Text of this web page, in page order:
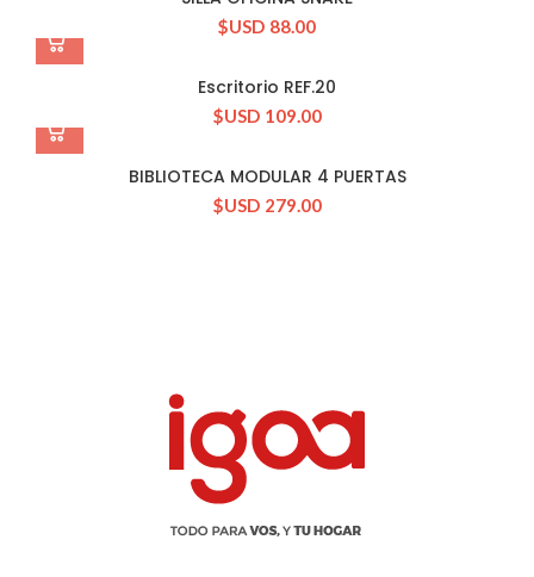
$USD 88.00
Escritorio REF.20
$USD 109.00
BIBLIOTECA MODULAR 4 PUERTAS
$USD 279.00